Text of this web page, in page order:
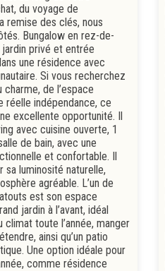
du voyage de
remise des clés, nous
Bungalow en rez-de-
privé et entrée
une résidence avec
Si vous recherchez
charme, de l’espace
réelle indépendance, ce
excellente opportunité. Il
avec cuisine ouverte, 1
de bain, avec une
et confortable. Il
sa luminosité naturelle,
agréable. L’un de
est son espace
jardin à l’avant, idéal
toute l’année, manger
ainsi qu’un patio
Une option idéale pour
comme résidence